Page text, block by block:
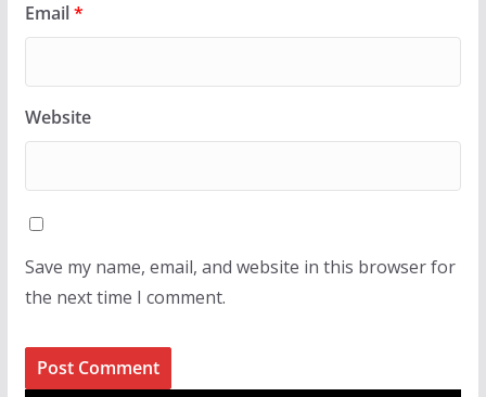
Email*
Website
Save my name, email, and website in this browser for
the next time I comment.